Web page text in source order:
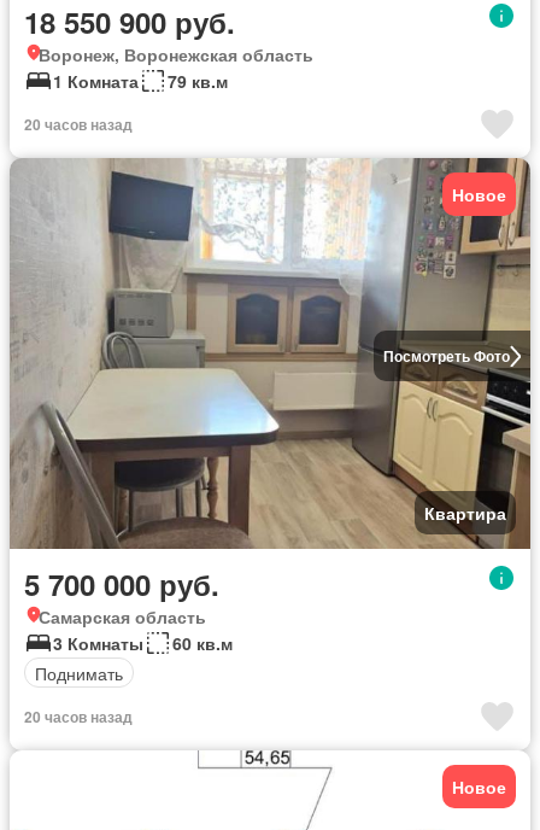
18 550 900 руб.
Воронеж, Воронежская область
1 Комната
79 кв.м
20 часов назад
Посмотреть Фото
Новое
Квартира
5 700 000 руб.
Самарская область
3 Комнаты
60 кв.м
Поднимать
20 часов назад
Новое